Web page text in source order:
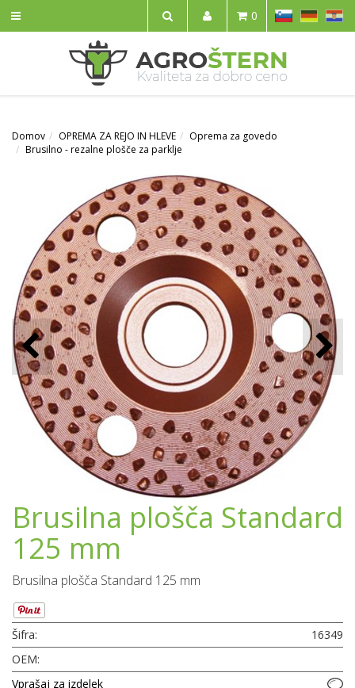
IŠČI
SL HR
0
Domov OPREMA ZA REJO IN HLEVE
Oprema za govedo
Brusilno - rezalne plošče za parklje
Brusilna plošča Standard
125 mm
Brusilna plošča Standard 125 mm
Šifra:
16349
OEM:
Vprašaj za izdelek